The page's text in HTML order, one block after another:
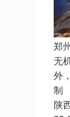
郑
无
外
制
陕